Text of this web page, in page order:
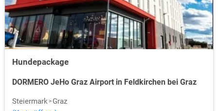
Hundepackage
DORMERO JeHo Graz Airport in Feldkirchen bei Graz
Steiermark
Graz